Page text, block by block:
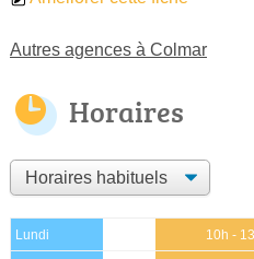
Autres agences à Colmar
Horaires
Lundi 10h -